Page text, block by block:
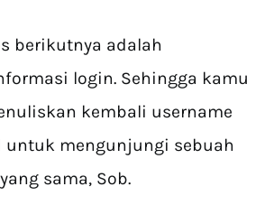
berikutnya adalah
login. Sehingga kamu
kembali username
untuk mengunjungi sebuah
sama, Sob.